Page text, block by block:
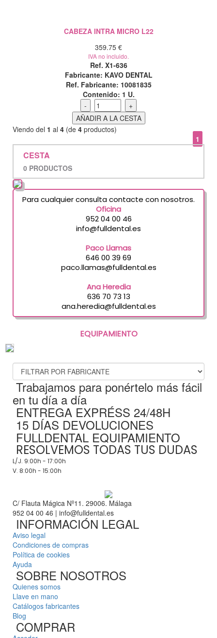
CABEZA INTRA MICRO L22
359.75 €
IVA no incluido.
Ref. X1-636
Fabricante: KAVO DENTAL
Ref. Fabricante: 10081835
Contenido: 1 U.
Viendo del 1 al4 (de4 productos)
1
CESTA
0 PRODUCTOS
Para cualquier consulta contacte con nosotros.
Oficina
952 04 00 46
info@fulldental.es
Paco Llamas
646 00 39 69
paco.llamas@fulldental.es
Ana Heredia
636 70 73 13
ana.heredia@fulldental.es
EQUIPAMIENTO
Trabajamos para ponértelo más fácil
en tu día a día
ENTREGA EXPRÉSS 24/48H
15 DÍAS DEVOLUCIONES
FULLDENTAL EQUIPAMIENTO
RESOLVEMOS TODAS TUS DUDAS
L/J. 9:00h - 17:00h
V. 8:00h - 15:00h
C/ Flauta Mágica Nº11. 29006. Málaga
952 04 00 46 | info@fulldental.es
INFORMACIÓN LEGAL
Aviso legal
Condiciones de compras
Política de cookies
Ayuda
SOBRE NOSOTROS
Quienes somos
Llave en mano
Catálogos fabricantes
Blog
COMPRAR